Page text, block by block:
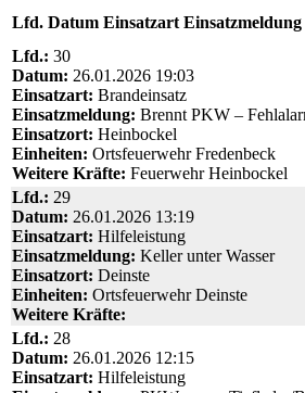
Lfd. Datum Einsatzart Einsatzmeldung
Lfd.: 30
Datum: 26.01.2026 19:03
Einsatzart: Brandeinsatz
Einsatzmeldung: Brennt PKW –
Einsatzort: Heinbockel
Einheiten: Ortsfeuerwehr Fredenbeck
Weitere Kräfte: Feuerwehr Heinbockel
Lfd.: 29
Datum: 26.01.2026 13:19
Einsatzart: Hilfeleistung
Einsatzmeldung: Keller unter Wasser
Einsatzort: Deinste
Einheiten: Ortsfeuerwehr Deinste
Weitere Kräfte:
Lfd.: 28
Datum: 26.01.2026 12:15
Einsatzart: Hilfeleistung